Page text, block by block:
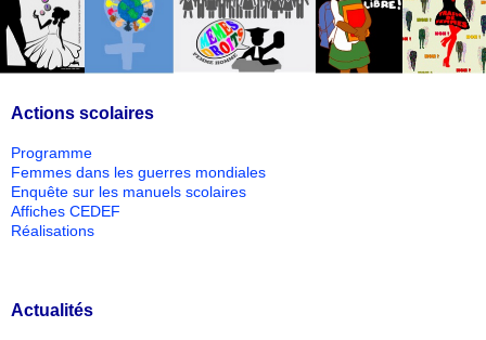
Actions scolaires
Programme
Femmes dans les guerres mondiales
Enquête sur les manuels scolaires
Affiches CEDEF
Réalisations
Actualités